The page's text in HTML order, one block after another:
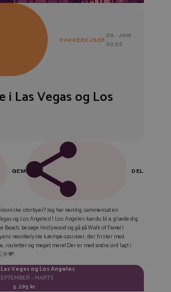
PAKKEREJSER
29. JUN
2022
i Las Vegas og Los
GEM DEL
LINKEDIN
TWITTER
E-MAIL
storbyer? Jeg har nemlig sammensat en
og Los Angeles! I Los Angeles kan du bl.a. glæde dig
besøge Hollywood og gå på Walk of Fame! I
neonbelyste kæmpe-casinoer, der frister med
rouletter og meget mere! Der er med andre ord lagt i
Vegas og Los Angeles
– MARTS
5.295 kr.